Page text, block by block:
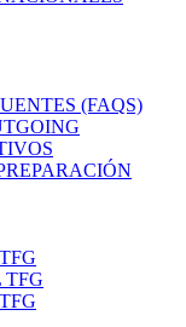
(FAQS)
TFG